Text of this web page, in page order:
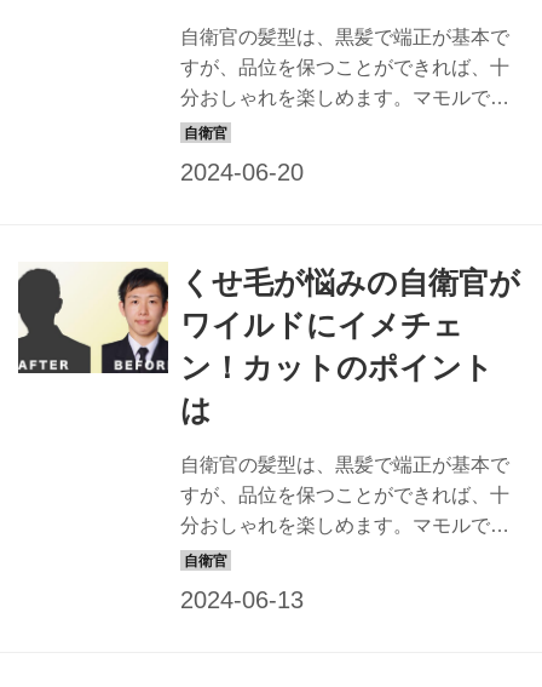
から似合う髪型を提案します。自衛隊
の皆さん、お待ちしています！」
BEFORE： モデル隊員 【八木茄津未 2
等陸尉】 任務内容 ...
自衛官の髪型は、黒髪で端正が基本で
すが、品位を保つことができれば、十
分おしゃれを楽しめます。マモルで
は、すてきな隊員の姿は最高の広報に
当するヘアスタイリスト：keiko ヘアス
タイリスト歴22年。東京・表参道にあ
る「NORA HAIR SALON」にてサロン
ワークをこなすほか、アーティストな
どのヘアメークも担当。「髪質や顔形
から似合う髪型を提案します。自衛隊
の皆さん、お待ちしています！」
BEFORE： モデル隊員 【青木 淳 3等空
曹】 任務内容 航...
くせ毛が悩みの自衛官が
ワイルドにイメチェ
ン！カットのポイント
は
自衛官の髪型は、黒髪で端正が基本で
すが、品位を保つことができれば、十
分おしゃれを楽しめます。マモルで
は、すてきな隊員の姿は最高の広報に